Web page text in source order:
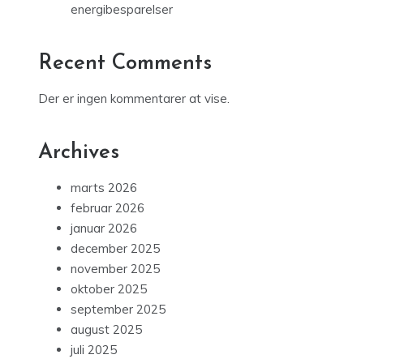
energibesparelser
Recent Comments
Der er ingen kommentarer at vise.
Archives
marts 2026
februar 2026
januar 2026
december 2025
november 2025
oktober 2025
september 2025
august 2025
juli 2025